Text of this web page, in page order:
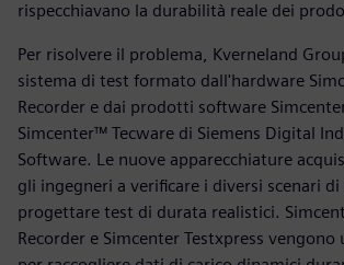
rispecchiavano la durabilità reale dei
Per risolvere il problema, Kverneland
sistema di test formato dall'hardware
Recorder e dai prodotti software
Simcenter™ Tecware di Siemens Digital
Software. Le nuove apparecchiature
gli ingegneri a verificare i diversi scenari di
progettare test di durata realistici.
Recorder e Simcenter Testxpress